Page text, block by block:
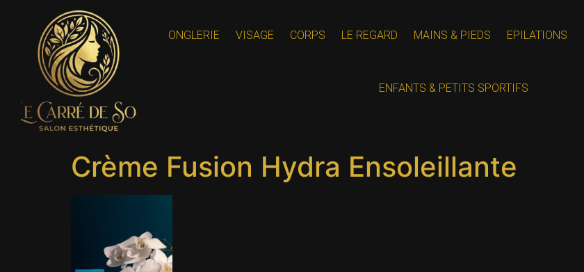
ONGLERIE VISAGE CORPS LE REGARD MAINS & PIEDS EPILATIONS
ENFANTS & PETITS SPORTIFS
Crème Fusion Hydra Ensoleillante